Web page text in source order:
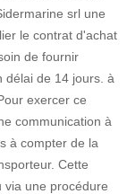
srl une
le contrat d'achat
de fournir
délai de 14 jours. à
exercer ce
communication à
à compter de la
Cette
via une procédure